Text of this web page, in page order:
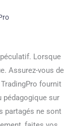
Lorsque
Assurez-vous de
fournit
pédagogique sur
partagés ne sont